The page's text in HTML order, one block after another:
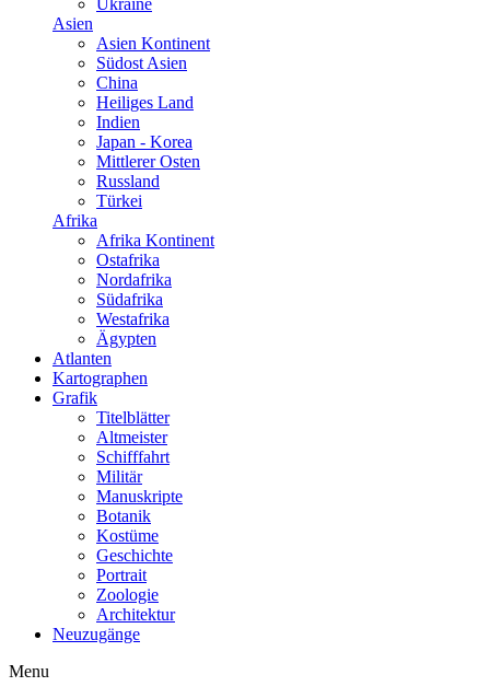
Ukraine
Asien
Asien Kontinent
Südost Asien
China
Heiliges Land
Indien
Japan - Korea
Mittlerer Osten
Russland
Türkei
Afrika
Afrika Kontinent
Ostafrika
Nordafrika
Südafrika
Westafrika
Ägypten
Atlanten
Kartographen
Grafik
Titelblätter
Altmeister
Schifffahrt
Militär
Manuskripte
Botanik
Kostüme
Geschichte
Portrait
Zoologie
Architektur
Neuzugänge
Menu